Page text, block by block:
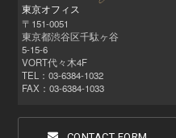
東京オフィス
〒151-0051
東京都渋谷区千駄ヶ谷
5-15-6
VORT代々木4F
TEL：03-6384-1032
FAX：03-6384-1033